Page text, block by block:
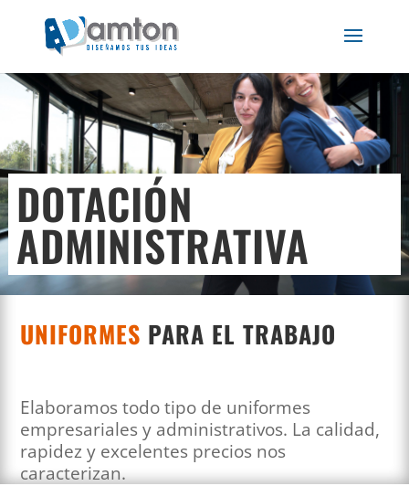
DOTACIÓN
ADMINISTRATIVA
UNIFORMES PARA EL TRABAJO
Elaboramos todo tipo de uniformes
empresariales y administrativos. La calidad,
rapidez y excelentes precios nos
caracterizan.